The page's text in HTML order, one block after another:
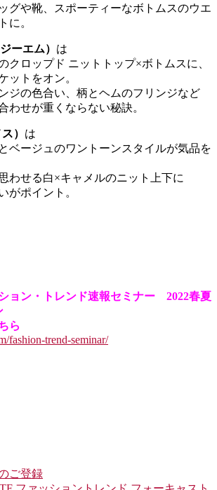
グや靴、スポーティーなボトムスのウエ
に。
ーエム） は
クロップド ニットトップ×ボトムスに、
ットをオン。
ジの色合い、柄とヘムのフリンジなど
わせが重くならない秘訣。
） は
ベージュのワントーンスタイルが気品を
わせる白×キャメルのニット上下に
がポイント。
ョン・トレンド速報セミナー 2022春夏
ら
fashion-trend-seminar/